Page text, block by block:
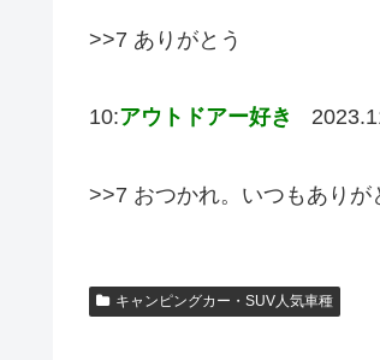
>>7 ありがとう
10:アウトドアー好き
>>7 おつかれ。いつもありが
キャンピングカー・SUV人気車種